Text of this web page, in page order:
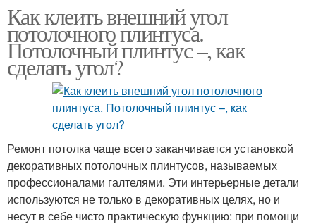
Как клеить внешний угол
потолочного плинтуса.
Потолочный плинтус –, как
сделать угол?
Ремонт потолка чаще всего заканчивается установкой
декоративных потолочных плинтусов, называемых
профессионалами галтелями. Эти интерьерные детали
используются не только в декоративных целях, но и
несут в себе чисто практическую функцию: при помощи